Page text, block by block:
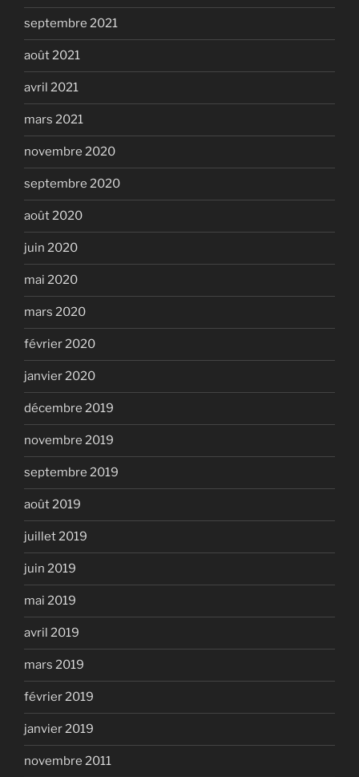
septembre 2021
août 2021
avril 2021
mars 2021
novembre 2020
septembre 2020
août 2020
juin 2020
mai 2020
mars 2020
février 2020
janvier 2020
décembre 2019
novembre 2019
septembre 2019
août 2019
juillet 2019
juin 2019
mai 2019
avril 2019
mars 2019
février 2019
janvier 2019
novembre 2011